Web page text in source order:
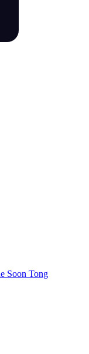
Soon Tong